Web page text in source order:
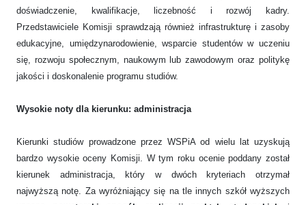
doświadczenie, kwalifikacje, liczebność i rozwój kadry.
Przedstawiciele Komisji sprawdzają również infrastrukturę i zasoby
edukacyjne, umiędzynarodowienie, wsparcie studentów w uczeniu
się, rozwoju społecznym, naukowym lub zawodowym oraz politykę
jakości i doskonalenie programu studiów.
Wysokie noty dla kierunku: administracja
Kierunki studiów prowadzone przez WSPiA od wielu lat uzyskują
bardzo wysokie oceny Komisji. W tym roku ocenie poddany został
kierunek administracja, który w dwóch kryteriach otrzymał
najwyższą notę. Za wyróżniający się na tle innych szkół wyższych